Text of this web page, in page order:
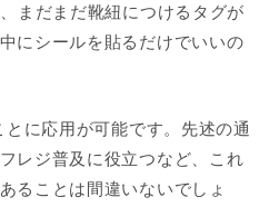
まだまだ靴紐につけるタグが
にシールを貼るだけでいいの
に応用が可能です。先述の通
レジ普及に役立つなど、これ
ることは間違いないでしょ